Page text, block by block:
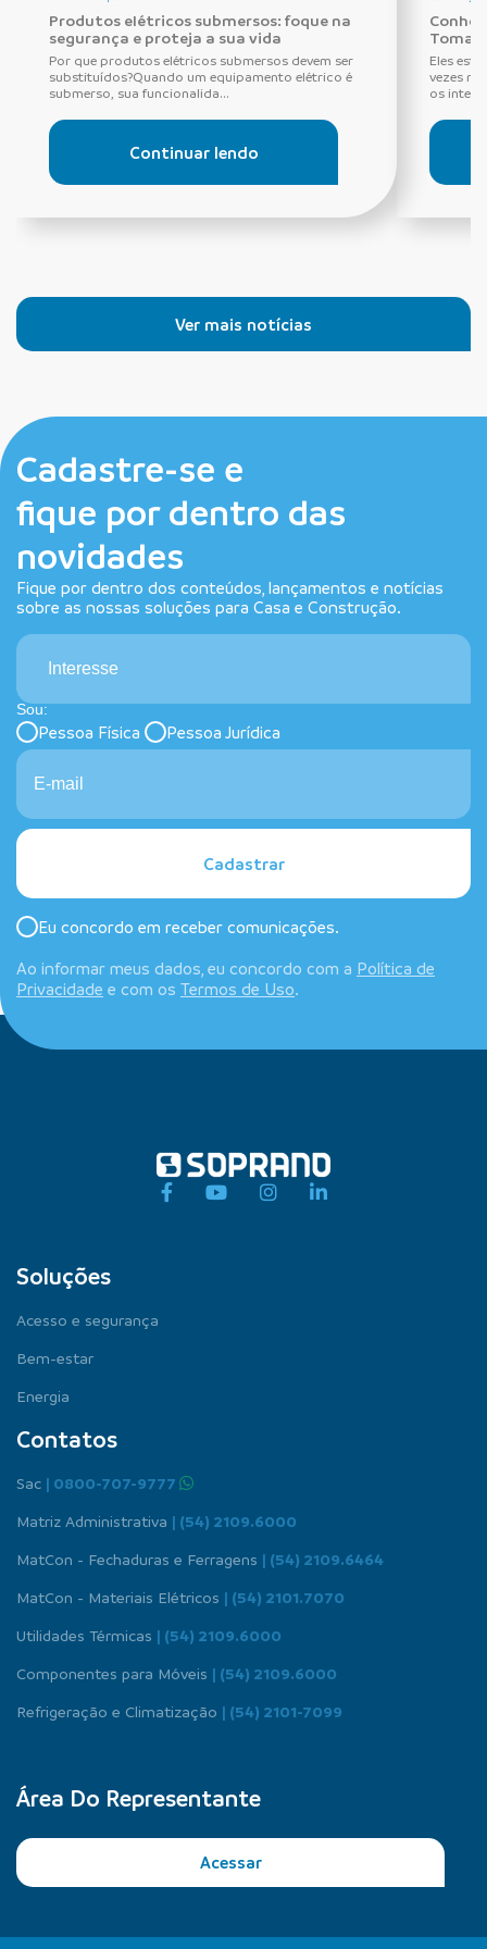
Produtos elétricos submersos: foque na
segurança e proteja a sua vida
Por que produtos elétricos submersos devem ser
substituídos?Quando um equipamento elétrico é
submerso, sua funcionalida...
Continuar lendo
Eles
vezes
os
Ver mais notícias
Cadastre-se e
fique por dentro das
novidades
Fique por dentro dos conteúdos, lançamentos e notícias
sobre as nossas soluções para Casa e Construção.
Interesse
Sou:
Pessoa Física Pessoa Jurídica
Cadastrar
Eu concordo em receber comunicações.
Ao informar meus dados, eu concordo com a Política de
Privacidade e com os Termos de Uso.
Soluções
Acesso e segurança
Bem-estar
Energia
Contatos
Sac | 0800-707-9777
Matriz Administrativa | (54) 2109.6000
MatCon - Fechaduras e Ferragens | (54) 2109.6464
MatCon - Materiais Elétricos | (54) 2101.7070
Utilidades Térmicas | (54) 2109.6000
Componentes para Móveis | (54) 2109.6000
Refrigeração e Climatização | (54) 2101-7099
Área Do Representante
Acessar